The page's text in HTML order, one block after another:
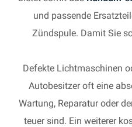
und passende
Zündspule. Damit Sie
Defekte Lichtmaschinen
Autobesitzer oft eine
Wartung, Reparatur oder
teuer sind. Ein weiterer